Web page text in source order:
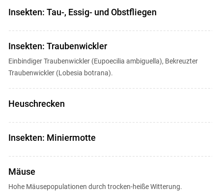
Insekten: Tau-, Essig- und Obstfliegen
Insekten: Traubenwickler
Einbindiger Traubenwickler (Eupoecilia ambiguella), Bekreuzter
Traubenwickler (Lobesia botrana).
Heuschrecken
Insekten: Miniermotte
Mäuse
Hohe Mäusepopulationen durch trocken-heiße Witterung.